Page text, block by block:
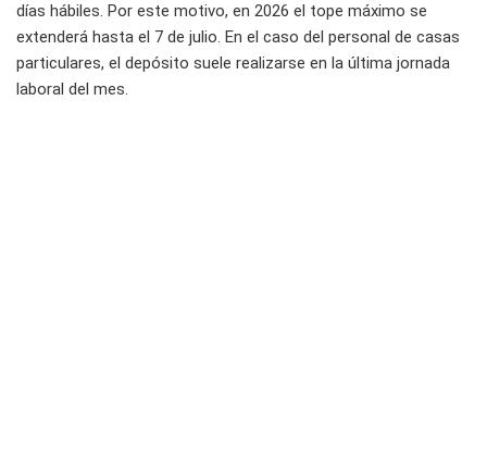
días hábiles. Por este motivo, en 2026 el tope máximo se
extenderá hasta el 7 de julio. En el caso del personal de casas
particulares, el depósito suele realizarse en la última jornada
laboral del mes.